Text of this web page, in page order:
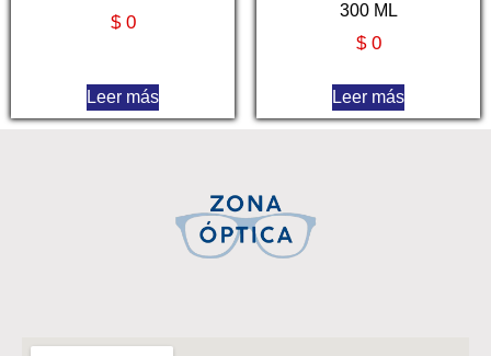
$0
Leer más
300 ML
$0
Leer más